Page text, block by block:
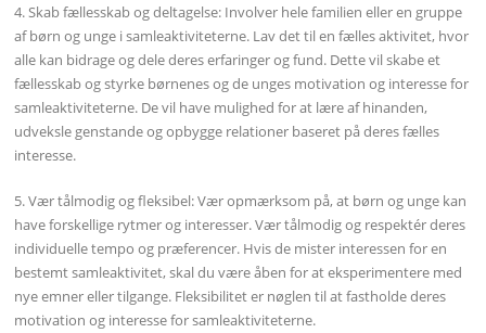
4. Skab fællesskab og deltagelse: Involver hele familien eller en gruppe
af børn og unge i samleaktiviteterne. Lav det til en fælles aktivitet, hvor
alle kan bidrage og dele deres erfaringer og fund. Dette vil skabe et
fællesskab og styrke børnenes og de unges motivation og interesse for
samleaktiviteterne. De vil have mulighed for at lære af hinanden,
udveksle genstande og opbygge relationer baseret på deres fælles
interesse.
5. Vær tålmodig og fleksibel: Vær opmærksom på, at børn og unge kan
have forskellige rytmer og interesser. Vær tålmodig og respektér deres
individuelle tempo og præferencer. Hvis de mister interessen for en
bestemt samleaktivitet, skal du være åben for at eksperimentere med
nye emner eller tilgange. Fleksibilitet er nøglen til at fastholde deres
motivation og interesse for samleaktiviteterne.